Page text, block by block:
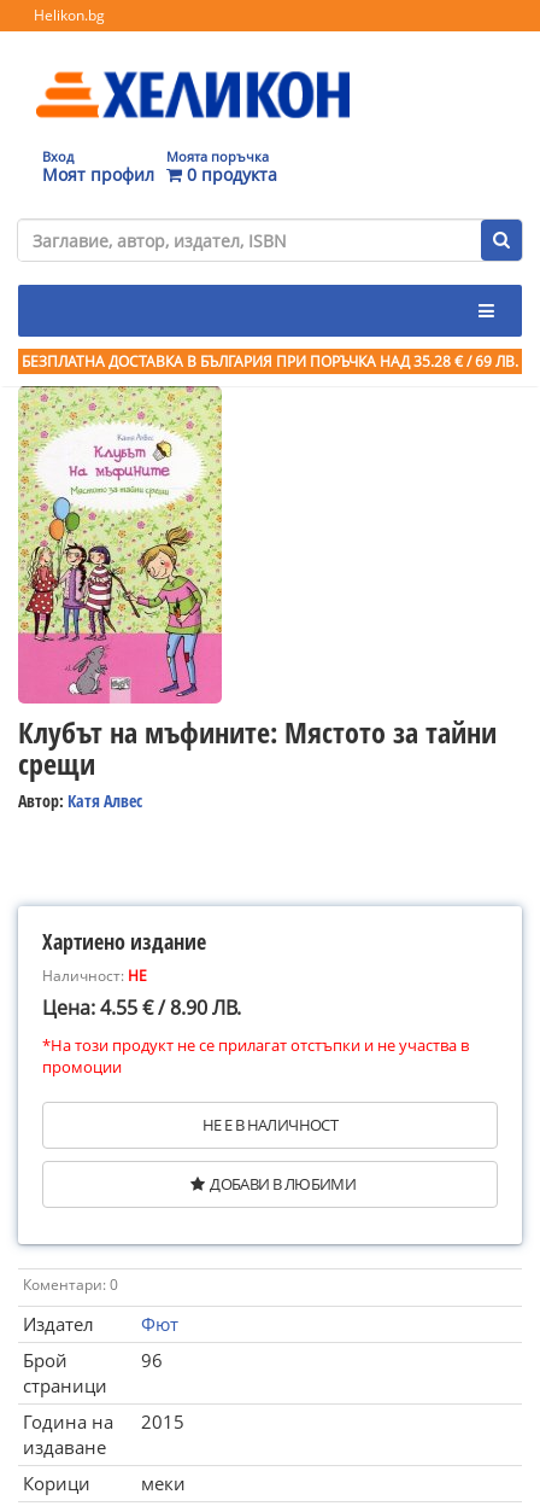
Helikon.bg
Вход
Моят профил
Моята поръчка
0 продукта
БЕЗПЛАТНА ДОСТАВКА В БЪЛГАРИЯ ПРИ ПОРЪЧКА НАД 35.28 € / 69 ЛВ.
Клубът на мъфините: Мястото за тайни
срещи
Автор: Катя Алвес
Хартиено издание
Наличност: НЕ
Цена: 4.55 € / 8.90 ЛВ.
*На този продукт не се прилагат отстъпки и не участва в
промоции
НЕ Е В НАЛИЧНОСТ
ДОБАВИ В ЛЮБИМИ
Коментари: 0
Издател
Фют
Брой
страници
96
Година на
издаване
2015
Корици
меки